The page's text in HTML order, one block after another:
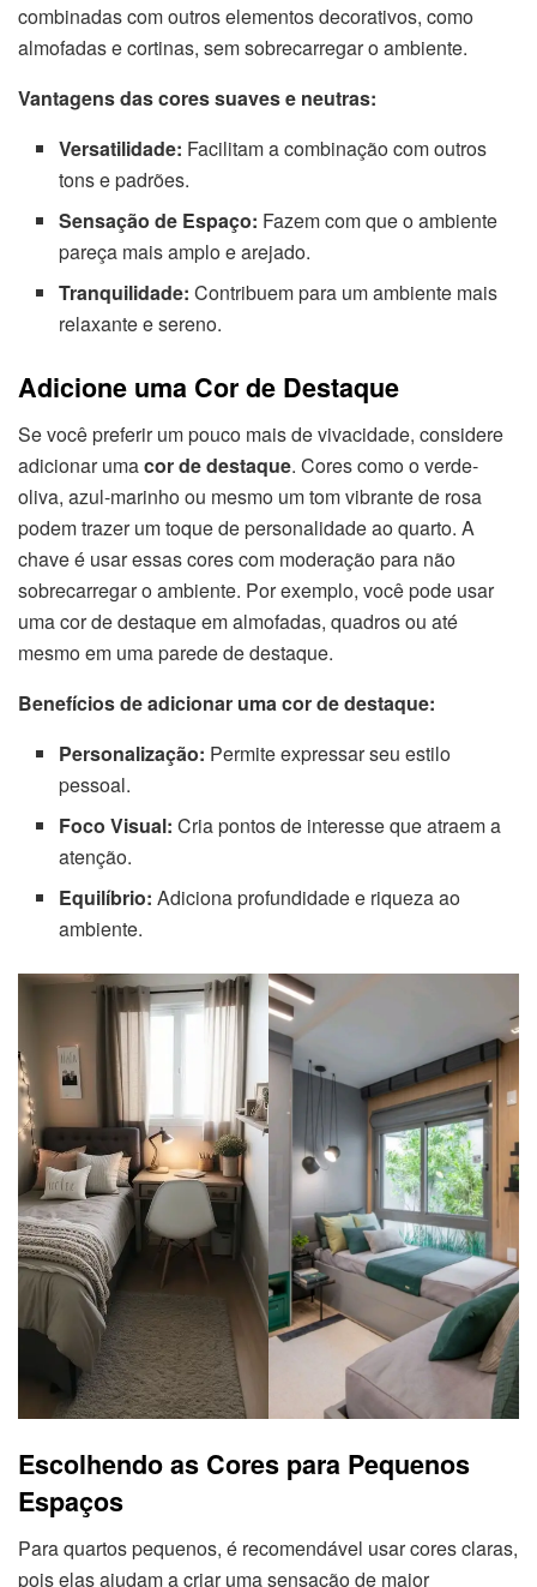
combinadas com outros elementos decorativos, como
almofadas e cortinas, sem sobrecarregar o ambiente.
Vantagens das cores suaves e neutras:
Versatilidade: Facilitam a combinação com outros
tons e padrões.
Sensação de Espaço: Fazem com que o ambiente
pareça mais amplo e arejado.
Tranquilidade: Contribuem para um ambiente mais
relaxante e sereno.
Adicione uma Cor de Destaque
Se você preferir um pouco mais de vivacidade, considere
adicionar umacor de destaque. Cores como o verde-
oliva, azul-marinho ou mesmo um tom vibrante de rosa
podem trazer um toque de personalidade ao quarto. A
chave é usar essas cores com moderação para não
sobrecarregar o ambiente. Por exemplo, você pode usar
uma cor de destaque em almofadas, quadros ou até
mesmo em uma parede de destaque.
Benefícios de adicionar uma cor de destaque:
Personalização: Permite expressar seu estilo
pessoal.
Foco Visual: Cria pontos de interesse que atraem a
atenção.
Equilíbrio: Adiciona profundidade e riqueza ao
ambiente.
Escolhendo as Cores para Pequenos
Espaços
Para quartos pequenos, é recomendável usar cores claras,
pois elas ajudam a criar uma sensação de maior